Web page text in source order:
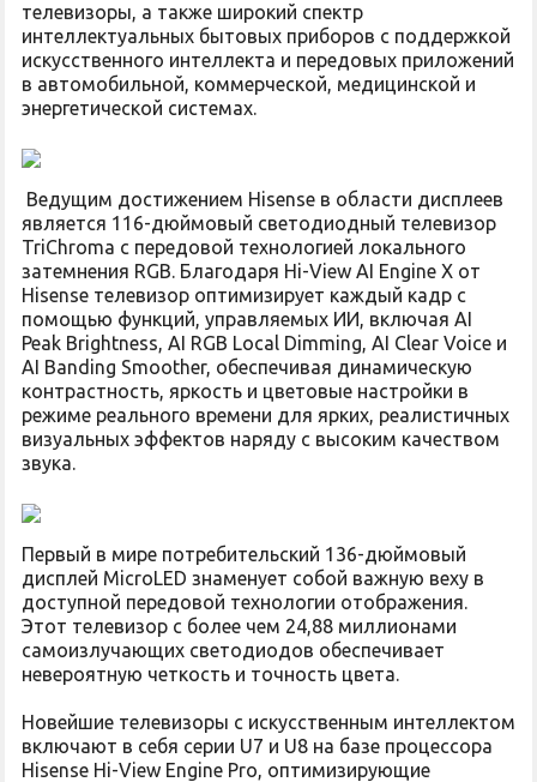
телевизоры, а также широкий спектр
интеллектуальных бытовых приборов с поддержкой
искусственного интеллекта и передовых приложений
в автомобильной, коммерческой, медицинской и
энергетической системах.
Ведущим достижением Hisense в области дисплеев
является 116-дюймовый светодиодный телевизор
TriChroma с передовой технологией локального
затемнения RGB. Благодаря Hi-View AI Engine X от
Hisense телевизор оптимизирует каждый кадр с
помощью функций, управляемых ИИ, включая AI
Peak Brightness, AI RGB Local Dimming, AI Clear Voice и
AI Banding Smoother, обеспечивая динамическую
контрастность, яркость и цветовые настройки в
режиме реального времени для ярких, реалистичных
визуальных эффектов наряду с высоким качеством
звука.
Первый в мире потребительский 136-дюймовый
дисплей MicroLED знаменует собой важную веху в
доступной передовой технологии отображения.
Этот телевизор с более чем 24,88 миллионами
самоизлучающих светодиодов обеспечивает
невероятную четкость и точность цвета.
Новейшие телевизоры с искусственным интеллектом
включают в себя серии U7 и U8 на базе процессора
Hisense Hi-View Engine Pro, оптимизирующие